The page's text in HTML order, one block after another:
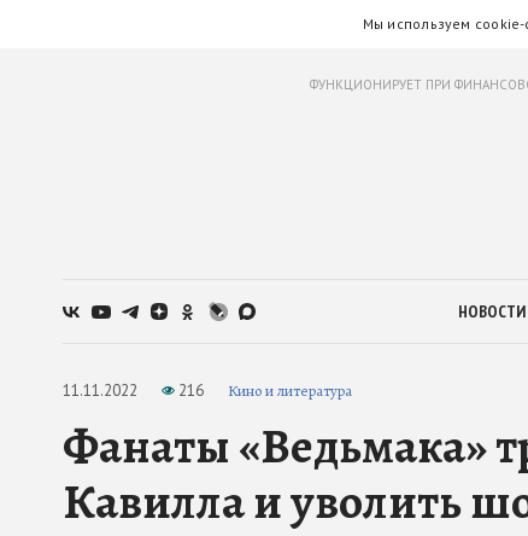
Мы используем
ФУНКЦИОНИРУЕТ ПРИ
НОВОСТИ
11.11.2022 216 Кино и литература
Фанаты «Ведьмака»
Кавилла и уволить